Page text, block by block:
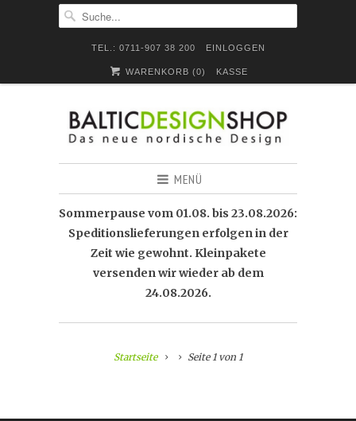
TEL.: 0711-907 38 200 EINLOGGEN
WARENKORB (0) KASSE
MENÜ
Sommerpause vom 01.08. bis 23.08.2026:
Speditionslieferungen erfolgen in der
Zeit wie gewohnt. Kleinpakete
versenden wir wieder ab dem
24.08.2026.
Startseite Seite 1 von 1